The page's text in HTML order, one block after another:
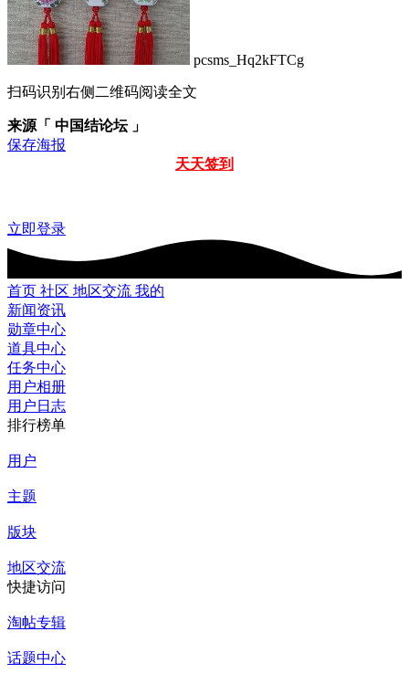
pcsms_Hq2kFTCg
扫码识别右侧二维码阅读全文
来源「 中国结论坛 」
保存海报
天天签到
立即登录
首页 社区 地区交流 我的
新闻资讯
勋章中心
道具中心
任务中心
用户相册
用户日志
排行榜单
用户
主题
版块
地区交流
快捷访问
淘帖专辑
话题中心